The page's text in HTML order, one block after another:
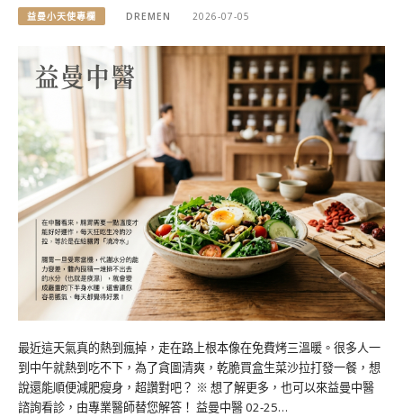
益曼小天使專欄 DREMEN 2026-07-05
最近這天氣真的熱到瘋掉，走在路上根本像在免費烤三溫暖。很多人一
到中午就熱到吃不下，為了貪圖清爽，乾脆買盒生菜沙拉打發一餐，想
說還能順便減肥瘦身，超讚對吧？ ※ 想了解更多，也可以來益曼中醫
諮詢看診，由專業醫師替您解答！ 益曼中醫 02-25…